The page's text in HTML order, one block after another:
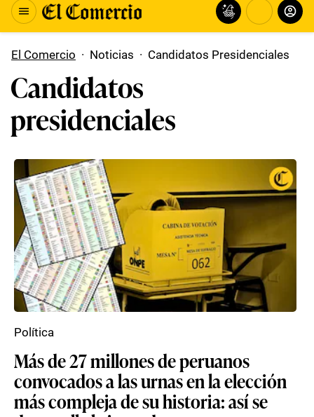
El Comercio · Noticias · Candidatos Presidenciales
Candidatos
presidenciales
Más de 27 millones de peruanos
convocados a las urnas en la elección
más compleja de su historia: así se
Política